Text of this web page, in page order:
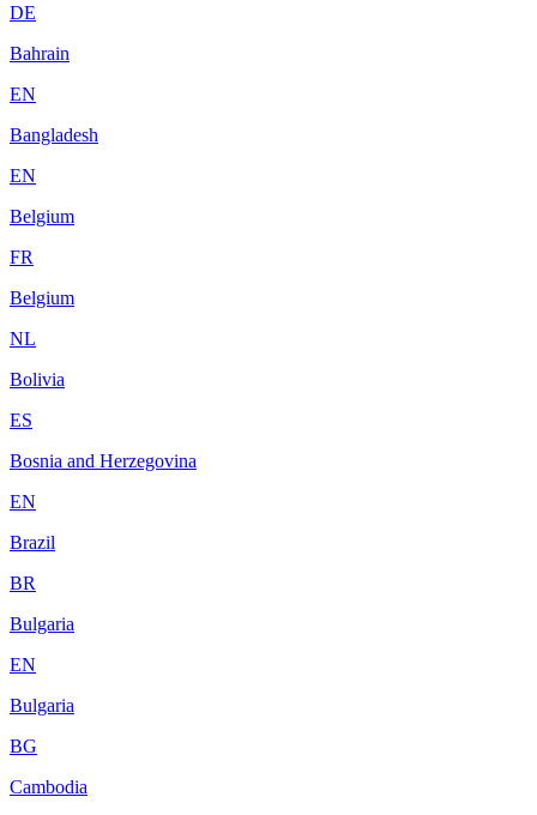
DE
Bahrain
EN
Bangladesh
EN
Belgium
FR
Belgium
NL
Bolivia
ES
Bosnia and Herzegovina
EN
Brazil
BR
Bulgaria
EN
Bulgaria
BG
Cambodia